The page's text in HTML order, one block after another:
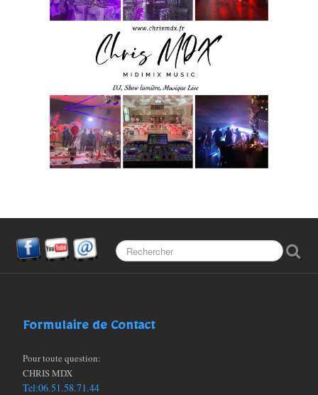
Vidéos
Partenaires
FAQ (Les questions)
Formulaire de Contact
Pour toute question:
CHRIS MDX
Tel:06.51.58.71.44